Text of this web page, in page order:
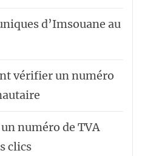
d’Imsouane au
vérifier un numéro
numéro de TVA
clics